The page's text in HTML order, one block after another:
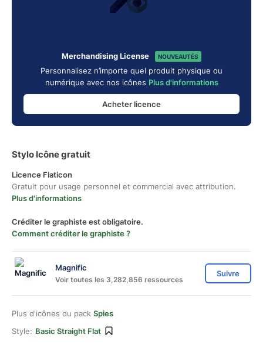
Merchandising License NOUVEAUTÉS
Personnalisez n’importe quel produit physique ou
numérique avec nos icônes Plus d'informations
Acheter licence
Stylo Icône gratuit
Licence Flaticon
Gratuit pour usage personnel et commercial avec attribution.
Plus d'informations
Créditer le graphiste est obligatoire.
Comment créditer le graphiste ?
Magnific
Voir toutes les 3,282,856 ressources
Suivre
Plus d'icônes du pack Spies
Style: Basic Straight Flat